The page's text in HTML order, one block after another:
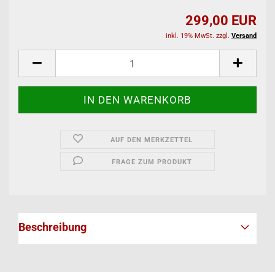
299,00 EUR
inkl. 19% MwSt. zzgl. Versand
AUF DEN MERKZETTEL
FRAGE ZUM PRODUKT
Beschreibung